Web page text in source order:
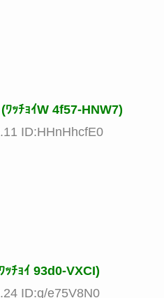
ｯﾁｮｲW 4f57-HNW7)
ID:HHnHhcfE0
ﾁｮｲ 93d0-VXCI)
ID:q/e75V8N0